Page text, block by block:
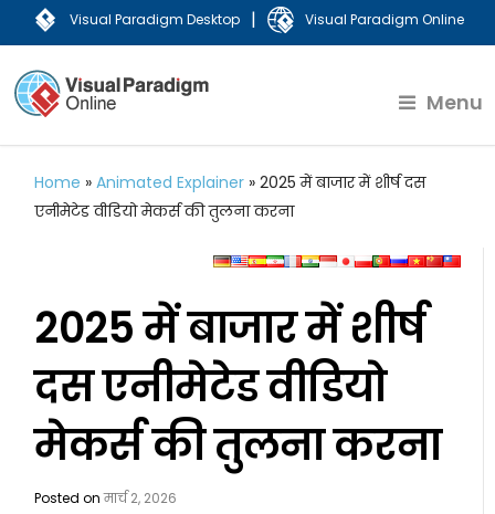
Visual Paradigm Desktop | Visual Paradigm Online
Menu
Home »Animated Explainer »2025 में बाजार में शीर्ष दस
एनीमेटेड वीडियो मेकर्स की तुलना करना
2025 में बाजार में शीर्ष
दस एनीमेटेड वीडियो
मेकर्स की तुलना करना
Posted onमार्च 2, 2026